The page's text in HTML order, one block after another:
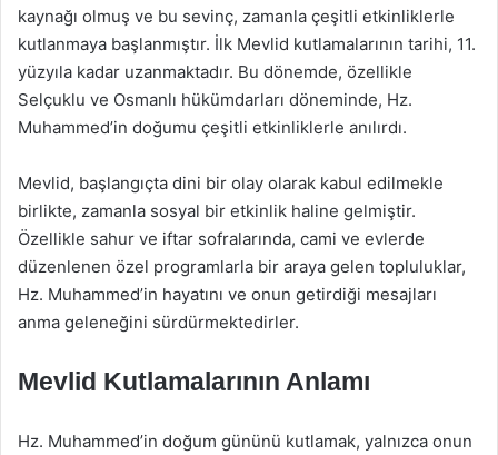
kaynağı olmuş ve bu sevinç, zamanla çeşitli etkinliklerle
kutlanmaya başlanmıştır. İlk Mevlid kutlamalarının tarihi, 11.
yüzyıla kadar uzanmaktadır. Bu dönemde, özellikle
Selçuklu ve Osmanlı hükümdarları döneminde, Hz.
Muhammed’in doğumu çeşitli etkinliklerle anılırdı.
Mevlid, başlangıçta dini bir olay olarak kabul edilmekle
birlikte, zamanla sosyal bir etkinlik haline gelmiştir.
Özellikle sahur ve iftar sofralarında, cami ve evlerde
düzenlenen özel programlarla bir araya gelen topluluklar,
Hz. Muhammed’in hayatını ve onun getirdiği mesajları
anma geleneğini sürdürmektedirler.
Mevlid Kutlamalarının Anlamı
Hz. Muhammed’in doğum gününü kutlamak, yalnızca onun